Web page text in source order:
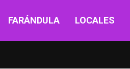
FARÁNDULA LOCALES